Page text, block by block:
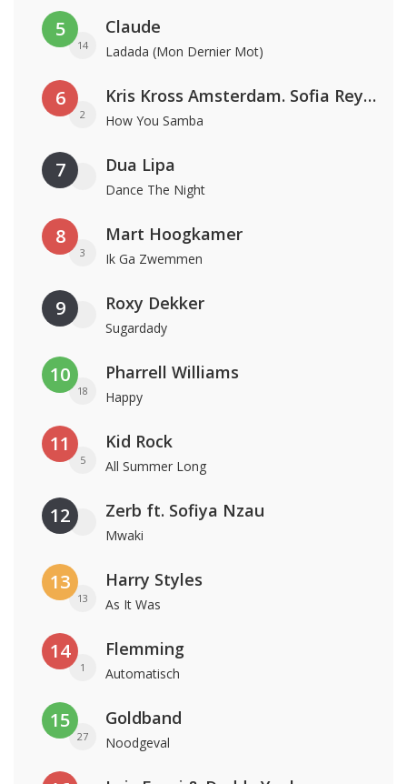
5
14
Claude
Ladada (Mon Dernier Mot)
6
2
Kris Kross Amsterdam. Sofia Reyes & Tinie Tempah
How You Samba
7 Dua Lipa
Dance The Night
8
3
Mart Hoogkamer
Ik Ga Zwemmen
9 Roxy Dekker
Sugardady
10
18
Pharrell Williams
Happy
11
5
Kid Rock
All Summer Long
12 Zerb ft. Sofiya Nzau
Mwaki
13
13
Harry Styles
As It Was
14
1
Flemming
Automatisch
15
27
Goldband
Noodgeval